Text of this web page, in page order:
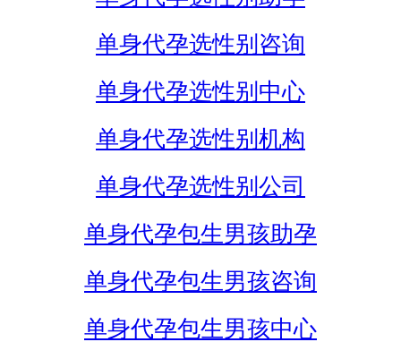
单身代孕选性别咨询
单身代孕选性别中心
单身代孕选性别机构
单身代孕选性别公司
单身代孕包生男孩助孕
单身代孕包生男孩咨询
单身代孕包生男孩中心